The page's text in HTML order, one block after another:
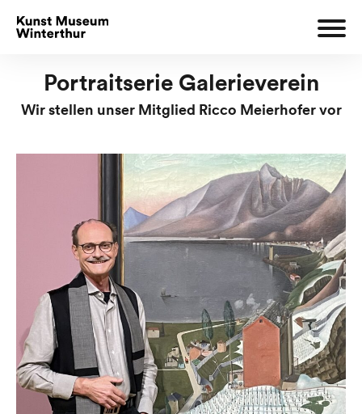
Portraitserie Galerieverein
Wir stellen unser Mitglied Ricco Meierhofer vor